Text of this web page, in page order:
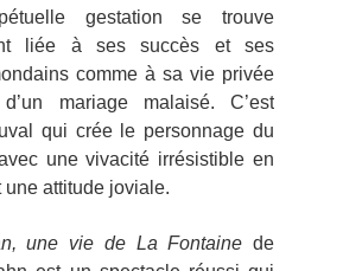
gestation se trouve
liée à ses succès et ses
comme à sa vie privée
mariage malaisé. C’est
qui crée le personnage du
une vivacité irrésistible en
une attitude joviale.
une vie de La Fontainede